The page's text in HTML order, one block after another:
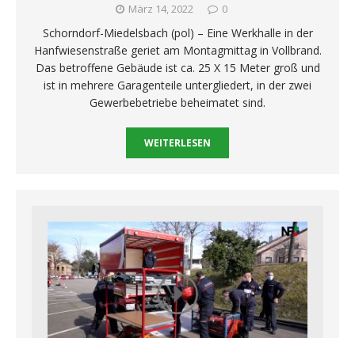
März 14, 2022 0
Schorndorf-Miedelsbach (pol) – Eine Werkhalle in der
Hanfwiesenstraße geriet am Montagmittag in Vollbrand.
Das betroffene Gebäude ist ca. 25 X 15 Meter groß und
ist in mehrere Garagenteile untergliedert, in der zwei
Gewerbebetriebe beheimatet sind.
WEITERLESEN